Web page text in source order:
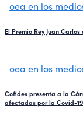
oea en los
El Premio Rey Juan
oea en los
Cofides presenta a la
afectadas por la Covid-19